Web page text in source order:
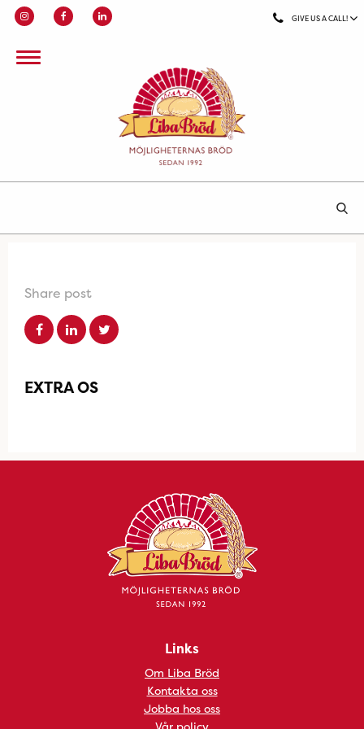
GIVE US A CALL!
Share post
EXTRA OS
Links
Om Liba Bröd
Kontakta oss
Jobba hos oss